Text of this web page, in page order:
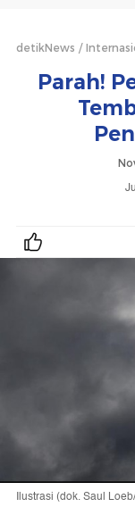
detikNews
Parah!
Ilustrasi (dok. Saul